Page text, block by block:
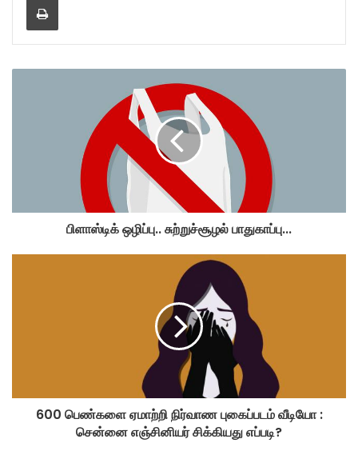
பிளாஸ்டிக் ஒழிப்பு.. சுற்றுச்சூழல் பாதுகாப்பு...
600 பெண்களை ஏமாற்றி நிர்வாண புகைப்படம் வீடியோ :
சென்னை எஞ்சினியர் சிக்கியது எப்படி?